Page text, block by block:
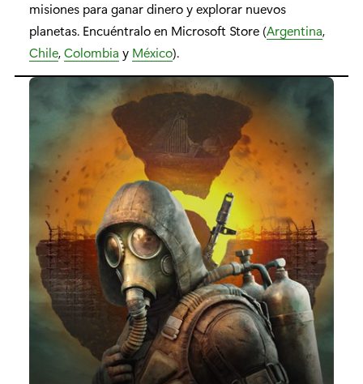
misiones para ganar dinero y explorar nuevos
planetas. Encuéntralo en Microsoft Store (Argentina,
Chile,Colombia y México).